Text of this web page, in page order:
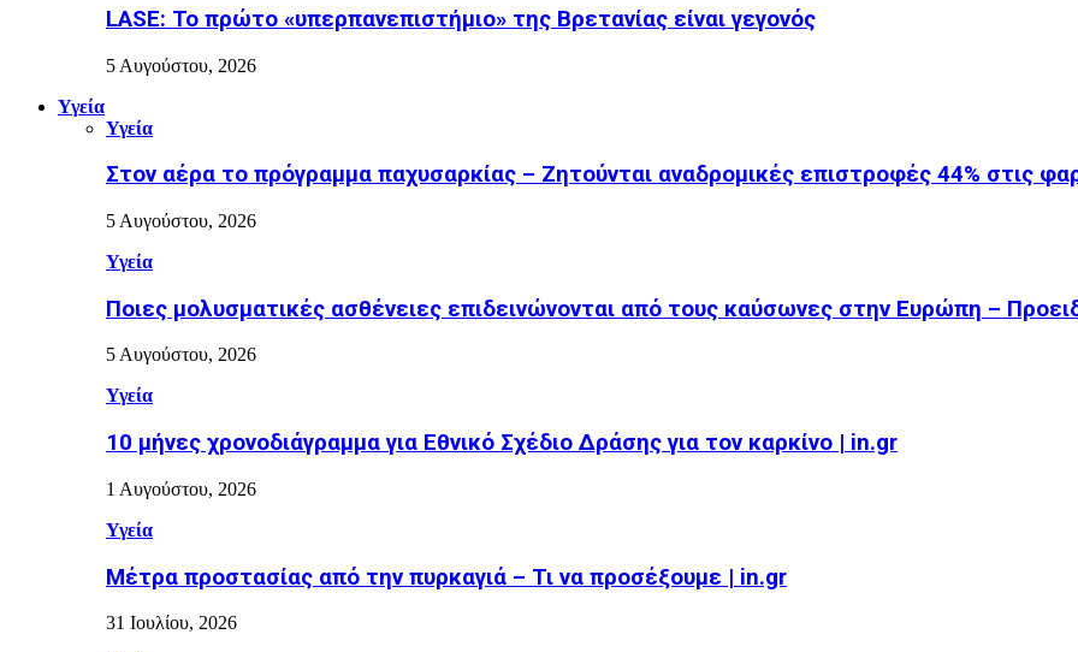
LASE: Το πρώτο «υπερπανεπιστήμιο» της Βρετανίας είναι γεγονός
5 Αυγούστου, 2026
Υγεία
Υγεία
Στον αέρα το πρόγραμμα παχυσαρκίας – Ζητούνται αναδρομικές επιστροφές 44% στις
5 Αυγούστου, 2026
Υγεία
Ποιες μολυσματικές ασθένειες επιδεινώνονται από τους καύσωνες στην Ευρώπη –
5 Αυγούστου, 2026
Υγεία
10 μήνες χρονοδιάγραμμα για Εθνικό Σχέδιο Δράσης για τον καρκίνο | in.gr
1 Αυγούστου, 2026
Υγεία
Μέτρα προστασίας από την πυρκαγιά – Τι να προσέξουμε | in.gr
31 Ιουλίου, 2026